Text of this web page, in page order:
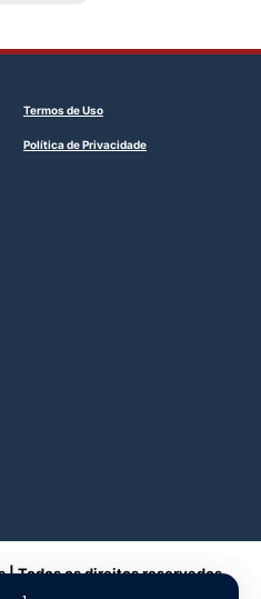
Termos de Uso
Política de Privacidade
| Todos os direitos reservados.